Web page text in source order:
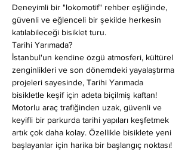
Deneyimli bir "lokomotif" rehber eşliğinde,
güvenli ve eğlenceli bir şekilde herkesin
katılabileceği bisiklet turu.
Tarihi Yarımada?
İstanbul'un kendine özgü atmosferi, kültürel
zenginlikleri ve son dönemdeki yayalaştırma
projeleri sayesinde, Tarihi Yarımada
bisikletle keşif için adeta biçilmiş kaftan!
Motorlu araç trafiğinden uzak, güvenli ve
keyifli bir parkurda tarihi yapıları keşfetmek
artık çok daha kolay. Özellikle bisiklete yeni
başlayanlar için harika bir başlangıç noktası!